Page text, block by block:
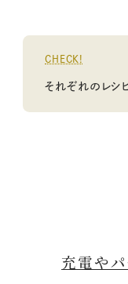
CHECK!
それぞれのレシ
充電やパ